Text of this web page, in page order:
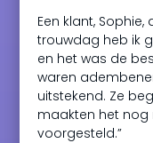
Een klant,
trouwdag heb ik
en het was de
waren
uitstekend. Ze
maakten het
voorgesteld.”